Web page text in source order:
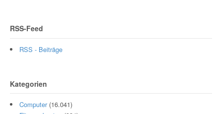
RSS-Feed
RSS - Beiträge
Kategorien
Computer(16.041)